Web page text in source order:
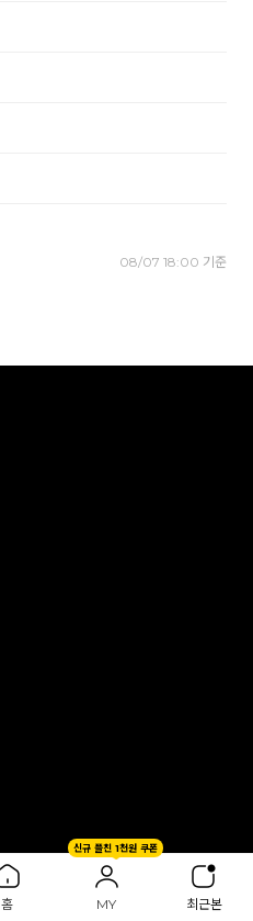
홈
신규 플친 1천원 쿠폰
MY 최근본
08/07 18:00 기준